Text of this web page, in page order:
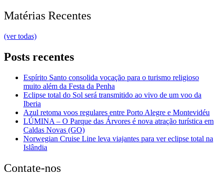
Matérias Recentes
(ver todas)
Posts recentes
Espírito Santo consolida vocação para o turismo religioso
muito além da Festa da Penha
Eclipse total do Sol será transmitido ao vivo de um voo da
Iberia
Azul retoma voos regulares entre Porto Alegre e Montevidéu
LÚMINA – O Parque das Árvores é nova atração turística em
Caldas Novas (GO)
Norwegian Cruise Line leva viajantes para ver eclipse total na
Islândia
Contate-nos